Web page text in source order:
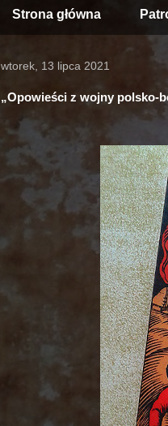
Strona główna
wtorek, 13 lipca 2021
„Opowieści z wojny polsko-